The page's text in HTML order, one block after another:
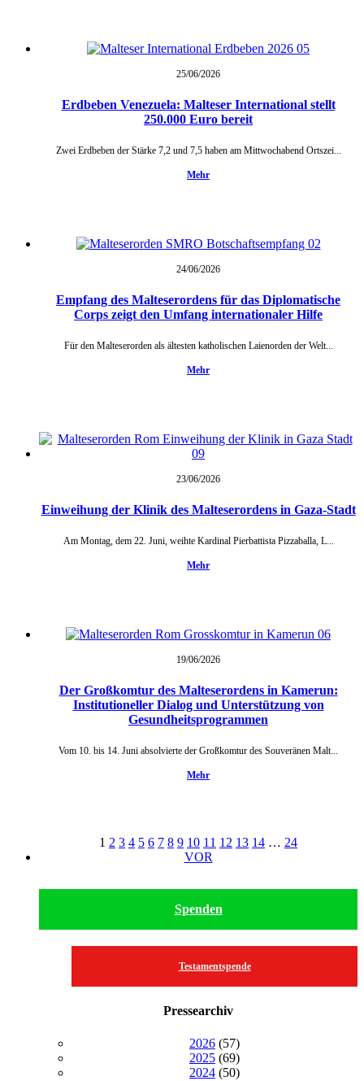
25/06/2026
Erdbeben Venezuela: Malteser International stellt
250.000 Euro bereit
Zwei Erdbeben der Stärke 7,2 und 7,5 haben am Mittwochabend Ortszei...
Mehr
24/06/2026
Empfang des Malteserordens für das Diplomatische
Corps zeigt den Umfang internationaler Hilfe
Für den Malteserorden als ältesten katholischen Laienorden der Welt...
Mehr
23/06/2026
Einweihung der Klinik des Malteserordens in Gaza-Stadt
Am Montag, dem 22. Juni, weihte Kardinal Pierbattista Pizzaballa, L...
Mehr
19/06/2026
Der Großkomtur des Malteserordens in Kamerun:
Institutioneller Dialog und Unterstützung von
Gesundheitsprogrammen
Vom 10. bis 14. Juni absolvierte der Großkomtur des Souveränen Malt...
Mehr
1 2 3 4 5 6 7 8 9 10 11 12 13 14 … 24
VOR
Spenden
Testamentspende
Pressearchiv
2026 (57)
2025 (69)
2024 (50)